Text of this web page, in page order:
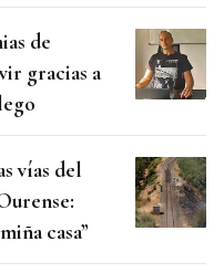
de
gracias a
vías del
casa”